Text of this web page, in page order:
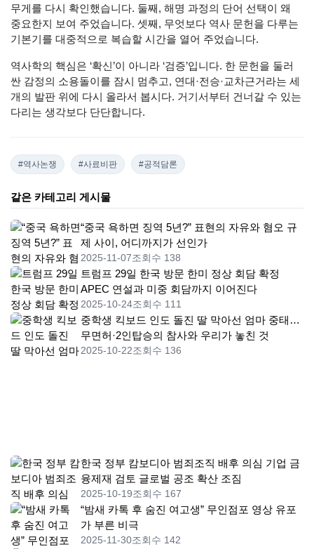
무게를 다시 확인했습니다. 둘째, 해명 과정의 단어 선택이 왜
중요한지 보여 주었습니다. 셋째, 무엇보다 역사 문헌을 다루는
기본기를 대중적으로 복습할 시간을 열어 주었습니다.
역사학의 핵심은 ‘확신’이 아니라 ‘검증’입니다. 한 문헌을 둘러
싼 감정의 소용돌이를 잠시 멈추고, 연대·전승·교차근거라는 세
개의 발판 위에 다시 올라서 봅시다. 거기서부터 건너갈 수 있는
다리는 생각보다 단단합니다.
#역사논쟁 #사료비판 #공적담론
같은 카테고리 게시물
“중국 욕하면 징역 5년?” 표현의 자유와 혐오 규
제 사이, 어디까지가 선인가
2025-11-07조회수 138
트럼프 29일 한국 방문 한미 정상 회담 확정
APEC 연설과 미중 회담까지 이어진다
2025-10-24조회수 111
중학생 킥보드 인도 돌진 딸 막아선 엄마 중태…
무면허·2인탑승의 참사와 우리가 놓친 것
2025-10-22조회수 136
한국 정부 캄보디아 범죄조직 배후 의심 기업 금
융제재 검토 글로벌 공조 확산 조짐
2025-10-19조회수 167
“밤새 카톡 후 숨진 여고생” 무인점포 영상 유포
가 부른 비극
2025-11-30조회수 142